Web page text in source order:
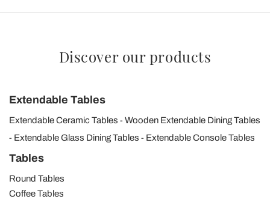
Discover our products
Extendable Tables
Extendable Ceramic Tables
Wooden Extendable Dining Tables
Extendable Glass Dining Tables
Extendable Console Tables
Tables
Round Tables
Coffee Tables